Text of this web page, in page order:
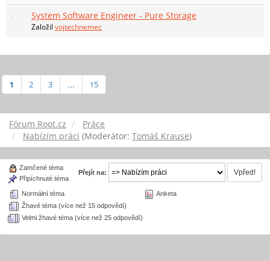
System Software Engineer - Pure Storage
Založil vojtechnemec
1 2 3 ... 15
Fórum Root.cz
Práce
Nabízím práci (Moderátor: Tomáš Krause)
Přejít na:
Normální téma
Žhavé téma (více než 15 odpovědí)
Velmi žhavé téma (více než 25 odpovědí)
Zamčené téma
Připíchnuté téma
Anketa